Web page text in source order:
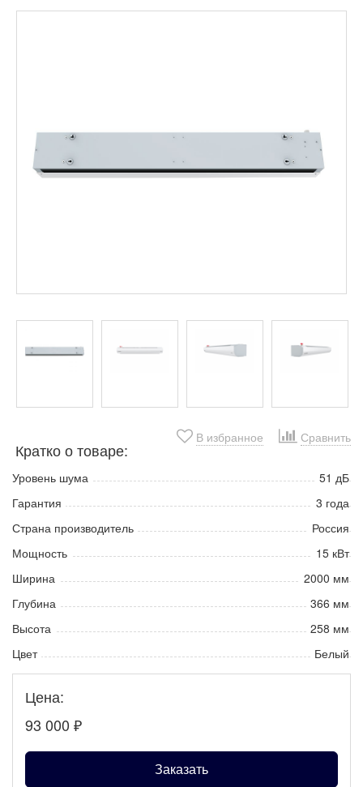
В избранное Сравнить
Кратко о товаре:
Уровень шума
51 дБ
Гарантия
3 года
Страна производитель
Россия
Мощность
15 кВт
Ширина
2000 мм
Глубина
366 мм
Высота
258 мм
Цвет
Белый
Цена:
93 000 ₽
Заказать